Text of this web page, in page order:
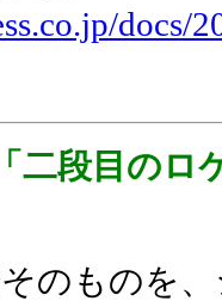
docs/
二段目のロ
のものを